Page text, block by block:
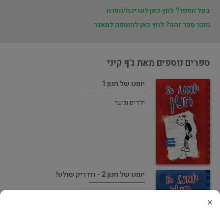
בעל הספר? לחץ כאן לעריכה/הסרה
מוכר ספר זהה? לחץ כאן להוספה למאגר
ספרים נוספים מאת ג'ף קיני
יומנו של חנון 1
ילדים ונוער
יומנו של חנון 2 - רודריק שולט!
×